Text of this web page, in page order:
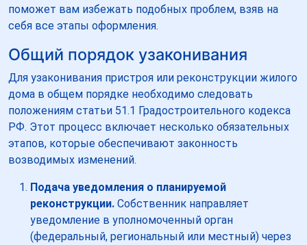
поможет вам избежать подобных проблем, взяв на
себя все этапы оформления.
Общий порядок узаконивания
Для узаконивания пристроя или реконструкции жилого
дома в общем порядке необходимо следовать
положениям статьи 51.1 Градостроительного кодекса
РФ. Этот процесс включает несколько обязательных
этапов, которые обеспечивают законность
возводимых изменений.
Подача уведомления о планируемой
реконструкции. Собственник направляет
уведомление в уполномоченный орган
(федеральный, региональный или местный) через